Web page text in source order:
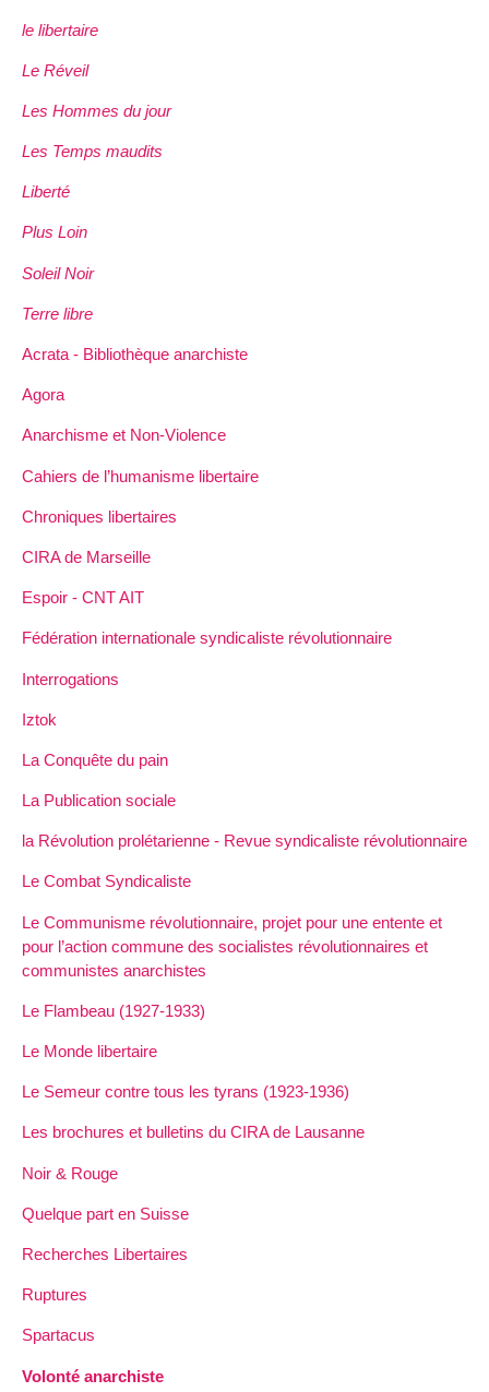
le libertaire
Le Réveil
Les Hommes du jour
Les Temps maudits
Liberté
Plus Loin
Soleil Noir
Terre libre
Acrata - Bibliothèque anarchiste
Agora
Anarchisme et Non-Violence
Cahiers de l’humanisme libertaire
Chroniques libertaires
CIRA de Marseille
Espoir - CNT AIT
Fédération internationale syndicaliste révolutionnaire
Interrogations
Iztok
La Conquête du pain
La Publication sociale
la Révolution prolétarienne - Revue syndicaliste révolutionnaire
Le Combat Syndicaliste
Le Communisme révolutionnaire, projet pour une entente et
pour l’action commune des socialistes révolutionnaires et
communistes anarchistes
Le Flambeau (1927-1933)
Le Monde libertaire
Le Semeur contre tous les tyrans (1923-1936)
Les brochures et bulletins du CIRA de Lausanne
Noir & Rouge
Quelque part en Suisse
Recherches Libertaires
Ruptures
Spartacus
Volonté anarchiste